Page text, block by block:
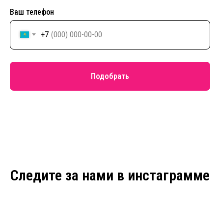
Ваш телефон
+7
Подобрать
Следите за нами в инстаграмме